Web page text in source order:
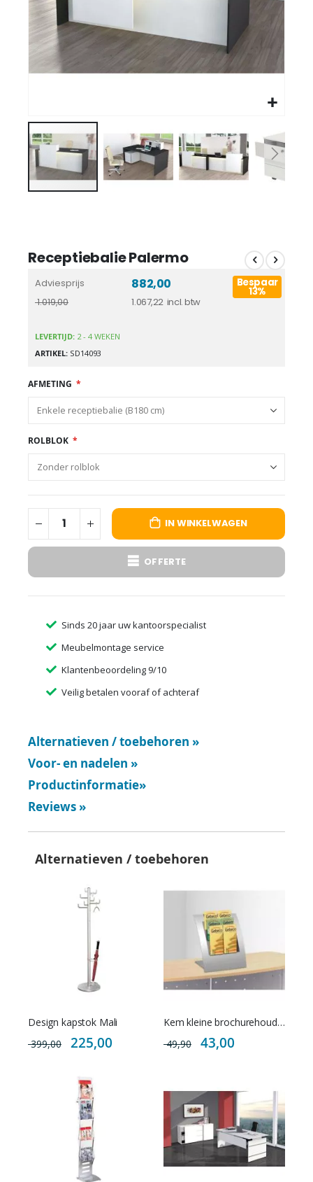
Receptiebalie Palermo
Adviesprijs
1.019,00 1.067,22
882,00 Bespaar
13%
LEVERTIJD: 2 - 4 WEKEN
ARTIKEL SD14093
AFMETING
ROLBLOK
IN WINKELWAGEN
OFFERTE
Sinds 20 jaar uw kantoorspecialist
Meubelmontage service
Klantenbeoordeling 9/10
Veilig betalen vooraf of achteraf
Alternatieven / toebehoren »
Voor- en nadelen »
Productinformatie»
Reviews »
Alternatieven / toebehoren
Design kapstok Mali
399,00
Special
Price
225,00
Kem kleine brochurehouder 3x vakken A4, A5 en A6
49,90
Special
Price
43,00